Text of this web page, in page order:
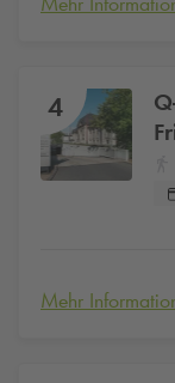
4
Mehr